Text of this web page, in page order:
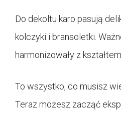
Do dekoltu karo pasują
kolczyki i bransoletki.
harmonizowały z
To wszystko, co musisz
Teraz możesz zacząć